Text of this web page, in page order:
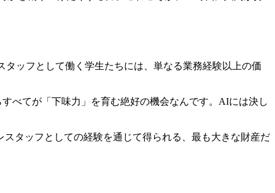
ッフとして働く学生たちには、単なる業務経験以上の価
べてが「下味力」を育む絶好の機会なんです。AIには決し
タッフとしての経験を通じて得られる、最も大きな財産だ